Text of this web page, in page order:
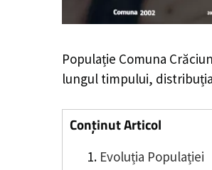
Populație Comuna
lungul timpului,
Conținut Articol
Evoluția Populației